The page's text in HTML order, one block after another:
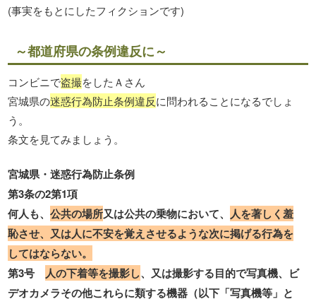
(事実をもとにしたフィクションです)
～都道府県の条例違反に～
コンビニで盗撮をしたＡさん
宮城県の迷惑行為防止条例違反に問われることになるでしょ
う。
条文を見てみましょう。
宮城県・迷惑行為防止条例
第3条の2第1項
何人も、公共の場所又は公共の乗物において、 人を著しく羞
恥させ、又は人に不安を覚えさせるような次に掲げる行為を
してはならない。
第3号 人の下着等を撮影し、又は撮影する目的で写真機、ビ
デオカメラその他これらに類する機器（以下「写真機等」と